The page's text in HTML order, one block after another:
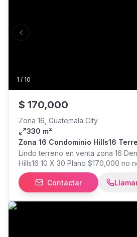
negociable
1 / 10
Previous slide
$ 170,000
Zona 16, Guatemala City
330 m²
Zona 16 Condominio Hills16
Lindo terreno en venta zona 16
Hills16 10 X 30 Plano $170,000 no
planos de arquitecto para casa de
Contactar